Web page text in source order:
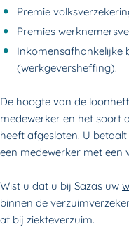
Premie
Premies
Inkomensafhankelijke
(werkgeversheffing).
De hoogte van de
medewerker en het soort
heeft afgesloten. U
een medewerker met een
Wist u dat u bij Sazas uw
binnen de
af bij ziekteverzuim.